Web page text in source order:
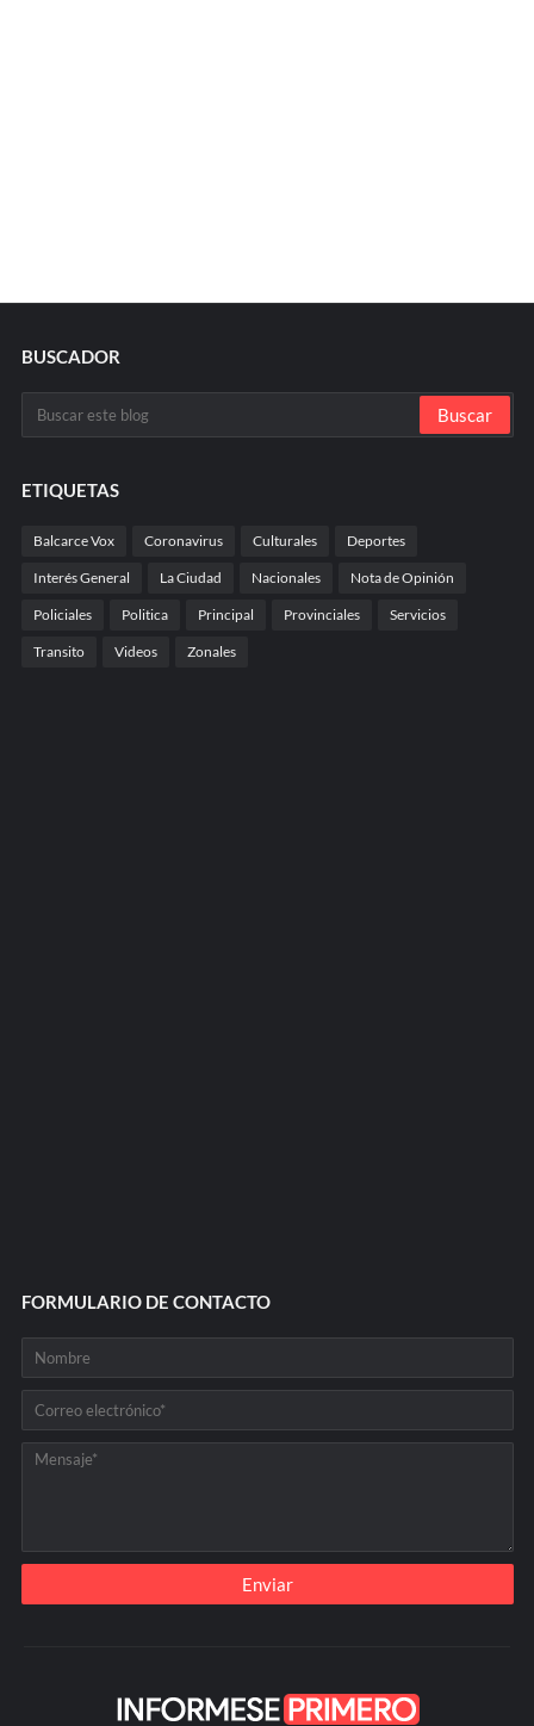
BUSCADOR
ETIQUETAS
Balcarce Vox Coronavirus Culturales Deportes
Interés General La Ciudad Nacionales Nota de Opinión
Policiales Politica Principal Provinciales Servicios
Transito Videos Zonales
FORMULARIO DE CONTACTO